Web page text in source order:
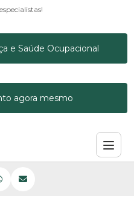
e Saúde Ocupacional
agora mesmo